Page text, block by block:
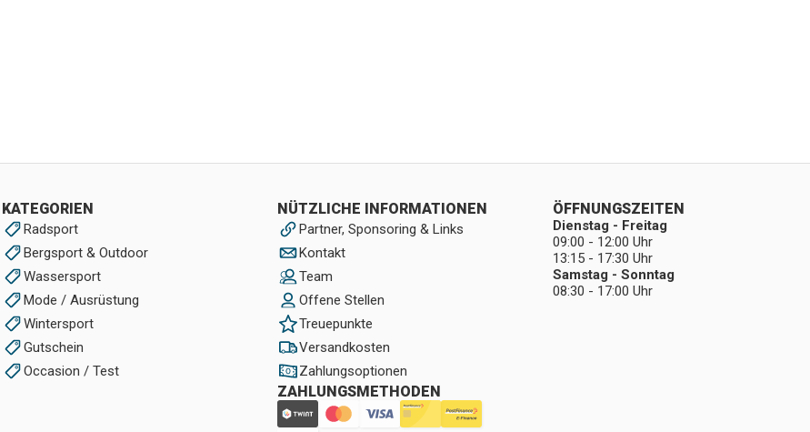
KATEGORIEN
Radsport
Bergsport & Outdoor
Wassersport
Mode / Ausrüstung
Wintersport
Gutschein
Occasion / Test
NÜTZLICHE INFORMATIONEN
Partner, Sponsoring & Links
Kontakt
Team
Offene Stellen
Treuepunkte
Versandkosten
Zahlungsoptionen
ZAHLUNGSMETHODEN
ÖFFNUNGSZEITEN
Dienstag - Freitag
09:00 - 12:00 Uhr
13:15 - 17:30 Uhr
Samstag - Sonntag
08:30 - 17:00 Uhr